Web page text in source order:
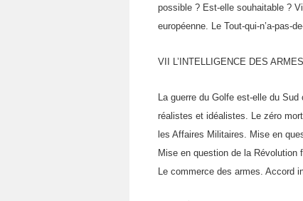
possible ? Est-elle souhaitable ?
européenne. Le Tout-qui-n’a-pas-
VII L’INTELLIGENCE DES ARMES
La guerre du Golfe est-elle du
réalistes et idéalistes. Le zéro
les Affaires Militaires. Mise en
Mise en question de la
Le commerce des armes. Accord